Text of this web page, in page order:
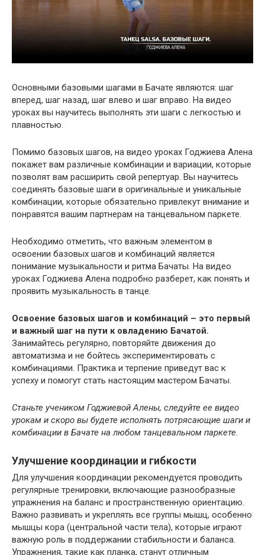
Основными базовыми шагами в Бачате являются: шаг
вперед, шаг назад, шаг влево и шаг вправо. На видео
уроках вы научитесь выполнять эти шаги с легкостью и
плавностью.
Помимо базовых шагов, на видео уроках Годжиева Алена
покажет вам различные комбинации и вариации, которые
позволят вам расширить свой репертуар. Вы научитесь
соединять базовые шаги в оригинальные и уникальные
комбинации, которые обязательно привлекут внимание и
понравятся вашим партнерам на танцевальном паркете.
Необходимо отметить, что важным элементом в
освоении базовых шагов и комбинаций является
понимание музыкальности и ритма Бачаты. На видео
уроках Годжиева Алена подробно разберет, как понять и
проявить музыкальность в танце.
Освоение базовых шагов и комбинаций – это первый
и важный шаг на пути к овладению Бачатой.
Занимайтесь регулярно, повторяйте движения до
автоматизма и не бойтесь экспериментировать с
комбинациями. Практика и терпение приведут вас к
успеху и помогут стать настоящим мастером Бачаты.
Станьте учеником Годжиевой Алены, следуйте ее видео
урокам и скоро вы будете исполнять потрясающие шаги и
комбинации в Бачате на любом танцевальном паркете.
Улучшение координации и гибкости
Для улучшения координации рекомендуется проводить
регулярные тренировки, включающие разнообразные
упражнения на баланс и пространственную ориентацию.
Важно развивать и укреплять все группы мышц, особенно
мышцы кора (центральной части тела), которые играют
важную роль в поддержании стабильности и баланса.
Упражнения, такие как планка, станут отличным